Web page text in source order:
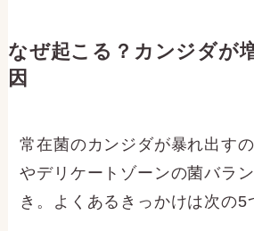
なぜ起こる？カンジダが
因
常在菌のカンジダが暴れ出す
やデリケートゾーンの菌バラ
き。よくあるきっかけは次の5